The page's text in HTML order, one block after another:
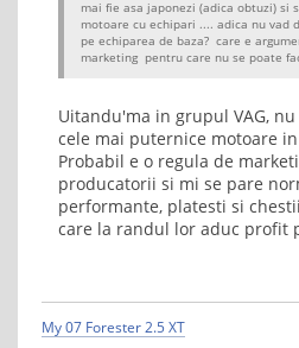
mai fie asa japonezi (adica obtuzi) si
motoare cu echipari .... adica nu vad
pe echiparea de baza? care e
marketing pentru care nu se poate
Uitandu'ma in grupul VAG,
cele mai puternice motoare
Probabil e o regula de
producatorii si mi se pare
performante, platesti si
care la randul lor aduc profit
My 07 Forester 2.5 XT